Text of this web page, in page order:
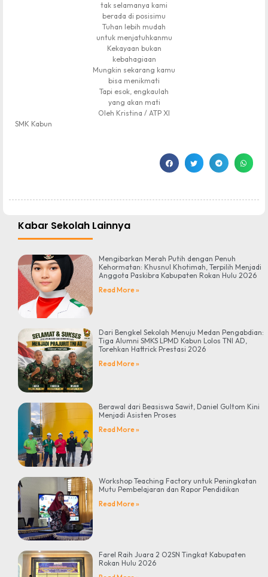
tak selamanya kami
berada di posisimu
Tuhan lebih mudah
untuk menjatuhkanmu
Kekayaan bukan
kebahagiaan
Mungkin sekarang kamu
bisa menikmati
Tapi esok, engkaulah
yang akan mati
Oleh Kristina / ATP XI
SMK Kabun
Kabar Sekolah Lainnya
Mengibarkan Merah Putih dengan Penuh
Kehormatan: Khusnul Khotimah, Terpilih Menjadi
Anggota Paskibra Kabupaten Rokan Hulu 2026
Read More »
Dari Bengkel Sekolah Menuju Medan Pengabdian:
Tiga Alumni SMKS LPMD Kabun Lolos TNI AD,
Torehkan Hattrick Prestasi 2026
Read More »
Berawal dari Beasiswa Sawit, Daniel Gultom Kini
Menjadi Asisten Proses
Read More »
Workshop Teaching Factory untuk Peningkatan
Mutu Pembelajaran dan Rapor Pendidikan
Read More »
Farel Raih Juara 2 O2SN Tingkat Kabupaten
Rokan Hulu 2026